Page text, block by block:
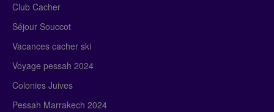
Club Cacher
Séjour Souccot
Vacances cacher ski
Voyage pessah 2024
Colonies Juives
Pessah Marrakech 2024